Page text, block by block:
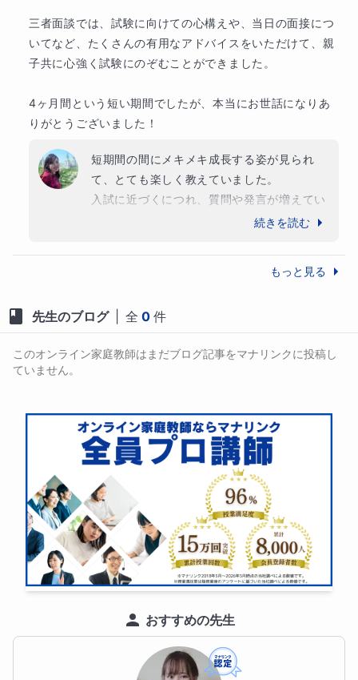
三者面談では、試験に向けての心構えや、当日の面接につ
いてなど、たくさんの有用なアドバイスをいただけて、親
子共に心強く試験にのぞむことができました。
4ヶ月間という短い期間でしたが、本当にお世話になりあ
りがとうございました！
短期間の間にメキメキ成長する姿が見られ
て、とても楽しく教えていました。
入試に近づくにつれ、質問や発言が増えてい
ったので、中学受験をする心構えもとても良
国語は全ての基礎であり、後に他の言語の学
習やいずれ書かなくてはならない論文にも役
んの学びに繋げてくださることをお祈りして
こちらこそ、ありがとうございました☺️✨
続きを読む
もっと見る
先生のブログ 全 0 件
このオンライン家庭教師はまだブログ記事をマナリンクに投稿し
ていません。
おすすめの先生